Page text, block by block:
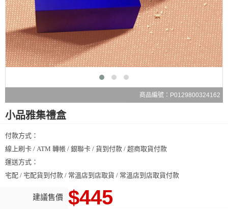
商品編號：P0129800324162
小品雅集禮盒
付款方式：
線上刷卡 / ATM 轉帳 / 銀聯卡 / 貨到付款 / 超商取貨付款
運送方式：
宅配 / 宅配貨到付款 / 常溫店到店取貨 / 常溫店到店取貨付款
建議售價 $445